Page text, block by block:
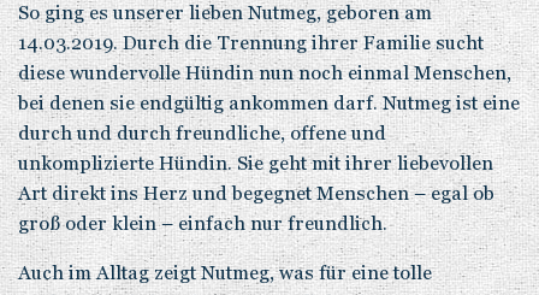
So ging es unserer lieben Nutmeg, geboren am
14.03.2019. Durch die Trennung ihrer Familie sucht
diese wundervolle Hündin nun noch einmal Menschen,
bei denen sie endgültig ankommen darf. Nutmeg ist eine
durch und durch freundliche, offene und
unkomplizierte Hündin. Sie geht mit ihrer liebevollen
Art direkt ins Herz und begegnet Menschen – egal ob
groß oder klein – einfach nur freundlich.
Auch im Alltag zeigt Nutmeg, was für eine tolle